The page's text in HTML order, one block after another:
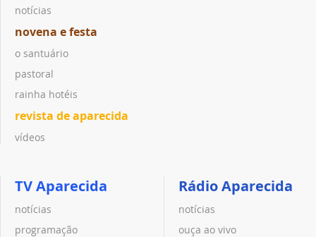
notícias
novena e festa
o santuário
pastoral
rainha hotéis
revista de aparecida
vídeos
TV Aparecida
notícias
programação
Rádio Aparecida
notícias
ouça ao vivo